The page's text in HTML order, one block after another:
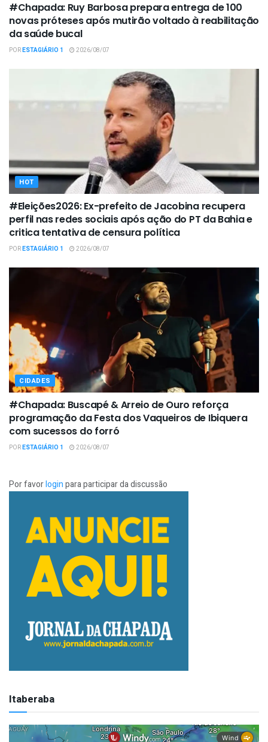
#Chapada: Ruy Barbosa prepara entrega de 100
novas próteses após mutirão voltado à reabilitação
da saúde bucal
PORESTAGIÁRIO 1 2026/08/07
HOT
#Eleições2026: Ex-prefeito de Jacobina recupera
perfil nas redes sociais após ação do PT da Bahia e
critica tentativa de censura política
PORESTAGIÁRIO 1 2026/08/07
CIDADES
#Chapada: Buscapé & Arreio de Ouro reforça
programação da Festa dos Vaqueiros de Ibiquera
com sucessos do forró
PORESTAGIÁRIO 1 2026/08/07
Por favorloginpara participar da discussão
Itaberaba